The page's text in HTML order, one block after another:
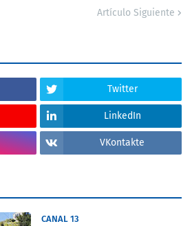
Artículo Siguiente
Twitter
LinkedIn
VKontakte
CANAL 13